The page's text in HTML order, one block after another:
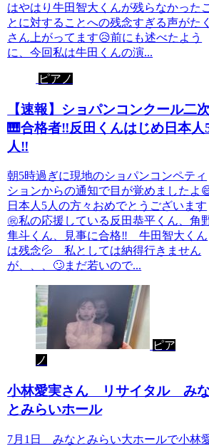
はやはり牛田智大くんが残らなかったこ
とに対することへの残念すぎる声がたく
さん上がってます😥前にも述べたよう
に、今回私は牛田くんの演...
ピアノ
【速報】ショパンコンクール二次
🎹合格者‼️反田くんはじめ日本人
人‼️
朝5時過ぎに現地のショパンコンペティ
ションからの通知で目が覚めましたよ
日本人5人の方々おめでとうございます
㊗️私の応援している反田恭平くん、角
隼斗くん、見事に合格‼️ 牛田智大くん
は残念💦 私としては納得行きません
が、、、🙄まだ若いので...
ピア
ノ
小林愛実さん リサイタル み
とみらいホール
7月1日 みなとみらい大ホールで小林